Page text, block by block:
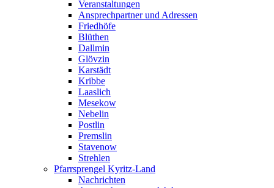
Veranstaltungen
Ansprechpartner und Adressen
Friedhöfe
Blüthen
Dallmin
Glövzin
Karstädt
Kribbe
Laaslich
Mesekow
Nebelin
Postlin
Premslin
Stavenow
Strehlen
Pfarrsprengel Kyritz-Land
Nachrichten